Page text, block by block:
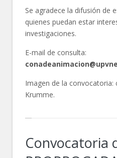
Se agradece la difusión de
quienes puedan estar
investigaciones.
E-mail de consulta:
Imagen de la convocatoria:
Krumme.
Convocatoria